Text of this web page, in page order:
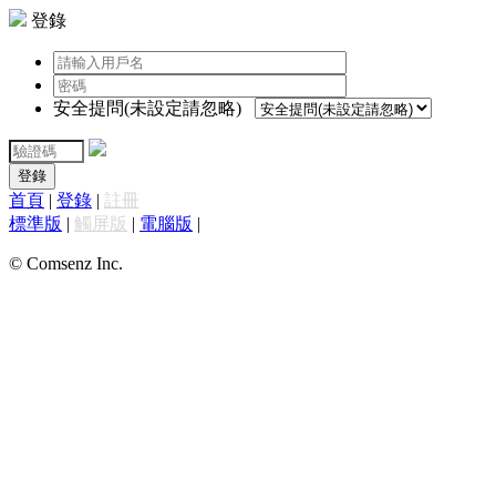
登錄
安全提問(未設定請忽略)
登錄
首頁 | 登錄 | 註冊
標準版 | 觸屏版 | 電腦版 |
© Comsenz Inc.